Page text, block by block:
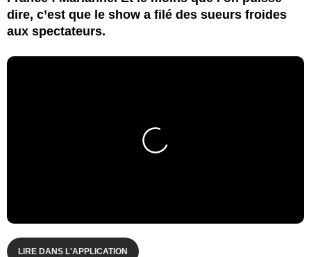
dire, c’est que le show a filé des sueurs froides
aux spectateurs.
LIRE DANS L'APPLICATION